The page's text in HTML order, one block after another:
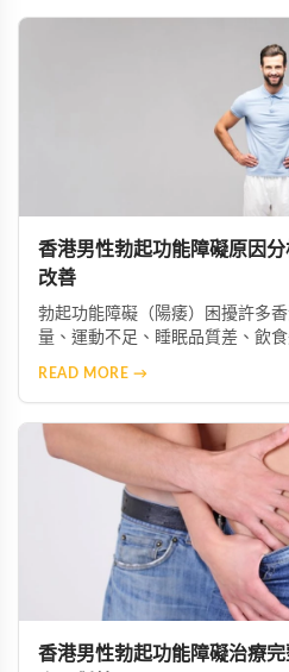
香港男性勃起功能障礙原因
改善
勃起功能障礙（陽痿）困擾許多
量、運動不足、睡眠品質差、飲
READ MORE →
香港男性勃起功能障礙治療